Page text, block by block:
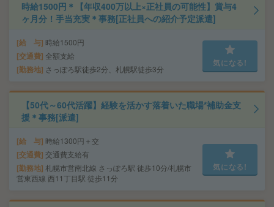
時給1500円＊【年収400万以上×正社員の可能性】賞与4
ヶ月分！手当充実＊事務[正社員への紹介予定派遣]
給 与 時給1500円
交通費 全額支給
勤務地 さっぽろ駅徒歩2分、札幌駅徒歩3分
気になる!
【50代～60代活躍】経験を活かす落着いた職場*補助金支
援＊事務[派遣]
給 与 時給1300円＋交
交通費 交通費支給有
勤務地 札幌市営南北線 さっぽろ駅 徒歩10分/札幌市
営東西線 西11丁目駅 徒歩11分
気になる!